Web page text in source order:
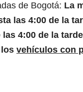
de Bogotá: La
las 4:00 de la
las 4:00 de la
vehículos con